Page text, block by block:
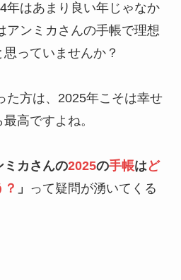
年はあまり良い年じゃなか
アンミカさんの手帳で理想
っていませんか？
た方は、2025年こそは幸せ
高ですよね。
ミカさんの2025の手帳はど
」 って疑問が湧いてくる